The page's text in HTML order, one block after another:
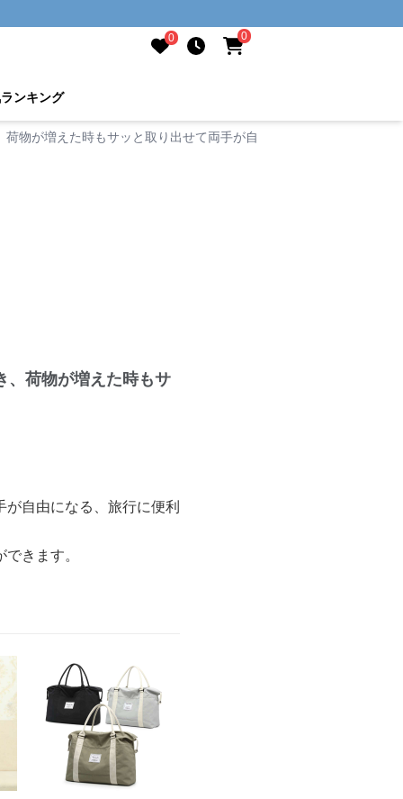
0 0
ランキング
物が増えた時もサッと取り出せて両手が自由に。
、荷物が増えた時もサ
自由になる、旅行に便利
きます。